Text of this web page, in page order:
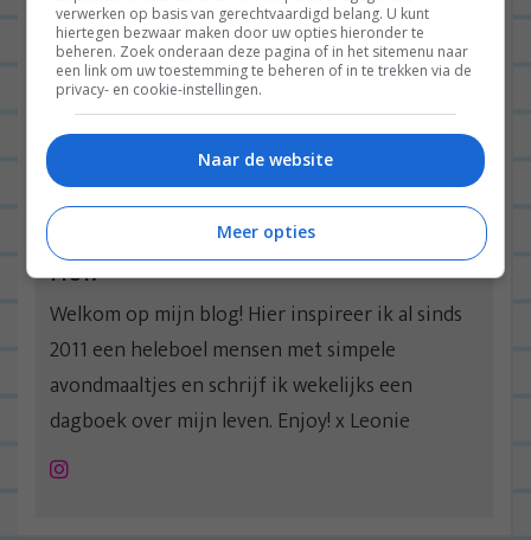
Hoi!
Welkom op mijn blog! Hier inspireer ik al sinds
2011 een heleboel mensen met simpele
avondmaaltjes en schrijf ik wekelijks een
dagboek over mijn leven. Enjoy! x Leonie
Instagram
verwerken op basis van gerechtvaardigd belang. U kunt
hiertegen bezwaar maken door uw opties hieronder te
beheren. Zoek onderaan deze pagina of in het sitemenu naar
een link om uw toestemming te beheren of in te trekken via de
privacy- en cookie-instellingen.
Naar de website
Meer opties